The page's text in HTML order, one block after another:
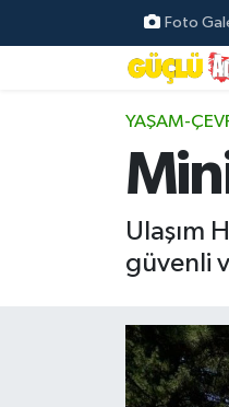
Foto
YAŞAM-
Ulaşım
güvenli
Özel Haber
Resmi İlanlar